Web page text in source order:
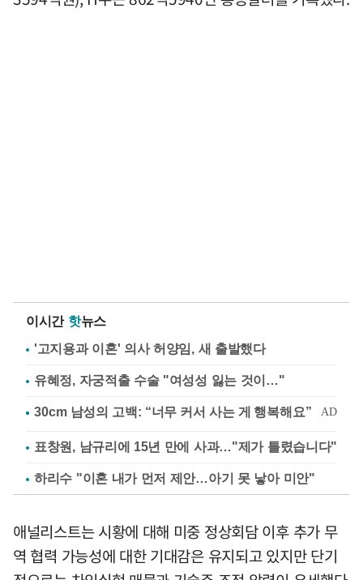
이시간 핫뉴스
'고지용과 이혼' 의사 허양임, 새 출발했다
유혜정, 자궁적출 수술 "여성성 잃는 것이…"
표창원, 남규리에 15년 만에 사과…"제가 틀렸습니다"
하리수 "이혼 내가 먼저 제안…아기 못 낳아 미안"
애널리스트는 시황에 대해 미중 정상회담 이후 추가 무
역 협력 가능성에 대한 기대감은 유지되고 있지만 단기